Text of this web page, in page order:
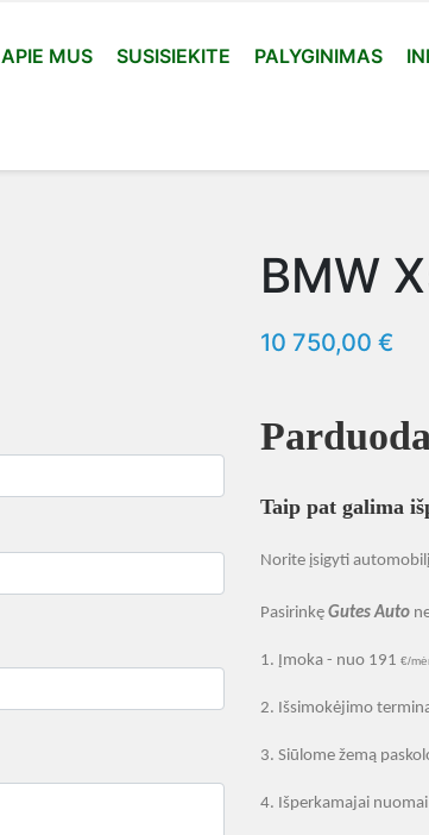
APIE MUS SUSISIEKITE PALYGINIMAS
BMW
10 750,00 €
Taip pat galima
Norite įsigyti
Pasirinkę Gutes Auto
1. Įmoka - nuo 191 €/
2. Išsimokėjimo
3. Siūlome žemą
4. Išperkamajai